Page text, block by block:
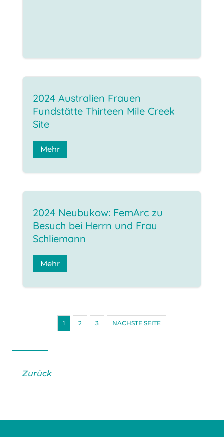
2024 Australien Frauen
Fundstätte Thirteen Mile Creek
Site
Mehr
2024 Neubukow: FemArc zu
Besuch bei Herrn und Frau
Schliemann
Mehr
1 2 3 NÄCHSTE SEITE
Zurück